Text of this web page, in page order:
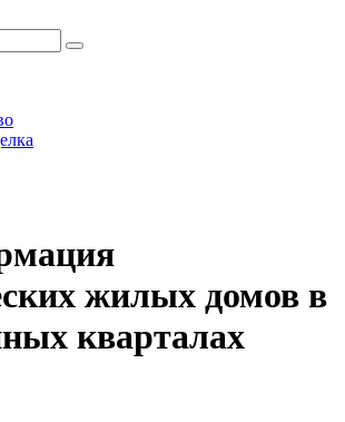
жилых домов в
кварталах